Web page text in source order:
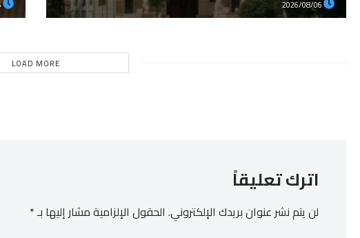
2026/08/06
LOAD MORE
اترك تعليقاً
لن يتم نشر عنوان بريدك الإلكتروني. الحقول الإلزامية مشار إليها بـ*